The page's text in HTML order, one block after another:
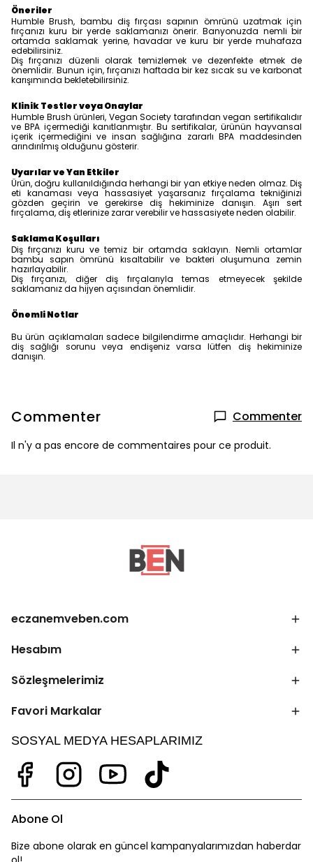
Öneriler
Humble Brush, bambu diş fırçası sapının ömrünü uzatmak için
fırçanızı kuru bir yerde saklamanızı önerir. Banyonuzda nemli bir
ortamda saklamak yerine, havadar ve kuru bir yerde muhafaza
edebilirsiniz.
Diş fırçanızı düzenli olarak temizlemek ve dezenfekte etmek de
önemlidir. Bunun için, fırçanızı haftada bir kez sıcak su ve karbonat
karışımında bekletebilirsiniz.
Klinik Testler veya Onaylar
Humble Brush ürünleri, Vegan Society tarafından vegan sertifikalıdır
ve BPA içermediği kanıtlanmıştır. Bu sertifikalar, ürünün hayvansal
içerik içermediğini ve insan sağlığına zararlı BPA maddesinden
arındırılmış olduğunu gösterir.
Uyarılar ve Yan Etkiler
Ürün, doğru kullanıldığında herhangi bir yan etkiye neden olmaz. Diş
eti kanaması veya hassasiyet yaşarsanız fırçalama tekniğinizi
gözden geçirin ve gerekirse diş hekiminize danışın. Aşırı sert
fırçalama, diş etlerinize zarar verebilir ve hassasiyete neden olabilir.
Saklama Koşulları
Diş fırçanızı kuru ve temiz bir ortamda saklayın. Nemli ortamlar
bambu sapın ömrünü kısaltabilir ve bakteri oluşumuna zemin
hazırlayabilir.
Diş fırçanızı, diğer diş fırçalarıyla temas etmeyecek şekilde
saklamanız da hijyen açısından önemlidir.
Önemli Notlar
Bu ürün açıklamaları sadece bilgilendirme amaçlıdır. Herhangi bir
diş sağlığı sorunu veya endişeniz varsa lütfen diş hekiminize
danışın.
Commenter Commenter
Il n'y a pas encore de commentaires pour ce produit.
eczanemveben.com
Hesabım
Sözleşmelerimiz
Favori Markalar
SOSYAL MEDYA HESAPLARIMIZ
Abone Ol
Bize abone olarak en güncel kampanyalarımızdan haberdar